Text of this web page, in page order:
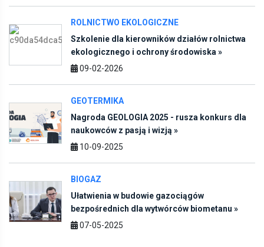
ROLNICTWO EKOLOGICZNE
Szkolenie dla kierowników działów rolnictwa
ekologicznego i ochrony środowiska »
09-02-2026
GEOTERMIKA
Nagroda GEOLOGIA 2025 - rusza konkurs dla
naukowców z pasją i wizją »
10-09-2025
BIOGAZ
Ułatwienia w budowie gazociągów
bezpośrednich dla wytwórców biometanu »
07-05-2025